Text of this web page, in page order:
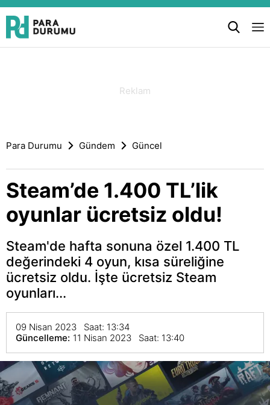
Para Durumu Gündem Güncel
Steam’de 1.400 TL’lik
oyunlar ücretsiz oldu!
Steam'de hafta sonuna özel 1.400 TL
değerindeki 4 oyun, kısa süreliğine
ücretsiz oldu. İşte ücretsiz Steam
oyunları...
09 Nisan 2023 Saat: 13:34
Güncelleme: 11 Nisan 2023 Saat: 13:40